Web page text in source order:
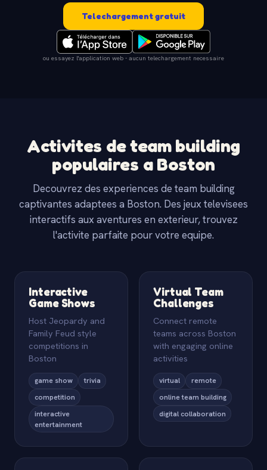
Telechargement gratuit
ou essayez l'application web - aucun telechargement necessaire
Activites de team building
populaires a Boston
Decouvrez des experiences de team building
captivantes adaptees a Boston. Des jeux televisees
interactifs aux aventures en exterieur, trouvez
l'activite parfaite pour votre equipe.
Interactive
Game Shows
Host Jeopardy and
Family Feud style
competitions in
Boston
game show
trivia
competition
interactive
entertainment
Virtual Team
Challenges
Connect remote
teams across Boston
with engaging online
activities
virtual
remote
online team building
digital collaboration